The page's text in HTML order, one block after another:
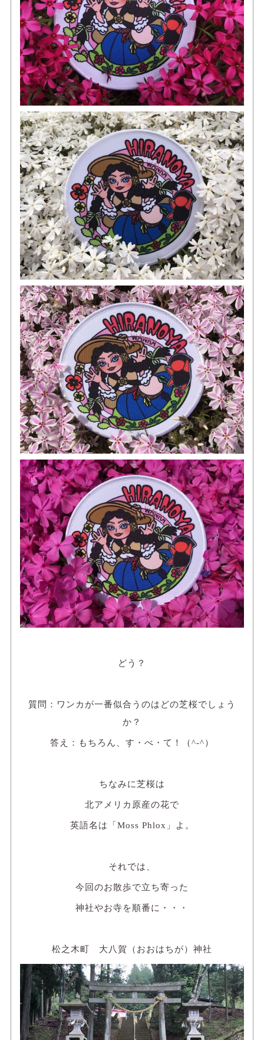
どう？
質問：ワンカが一番似合うのは どの芝桜でしょう
か？
答え：もちろん、す・べ・て！（^-^）
ちなみに芝桜は
北アメリカ原産の花で
英語名は「Moss Phlox」よ。
それでは、
今回のお散歩で立ち寄った
神社やお寺を順番に・・・
松之木町 大八賀（おおはちが）神社